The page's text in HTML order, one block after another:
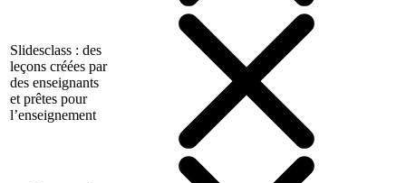
Slidesclass : des
leçons créées par
des enseignants
et prêtes pour
l’enseignement